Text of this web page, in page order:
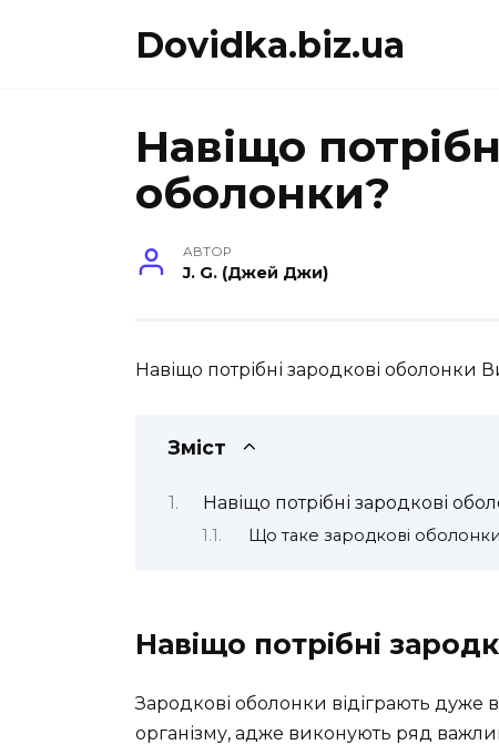
Dovidka.biz.ua
Навіщо
оболонки?
АВТОР
J. G. (Джей Джи)
Навіщо потрібні зародкові оболонки Ви
Зміст
Навіщо потрібні зародкові
Що таке зародкові
Навіщо потрібні
Зародкові оболонки відіграють
організму, адже виконують ряд